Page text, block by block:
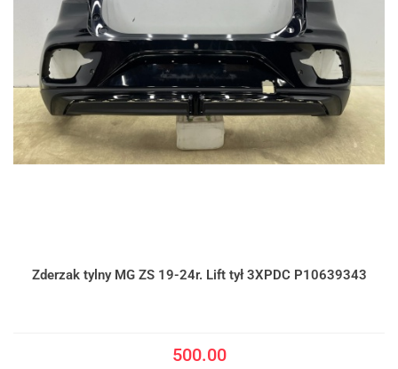
Zderzak tylny MG ZS 19-24r. Lift tył 3XPDC P10639343
500.00